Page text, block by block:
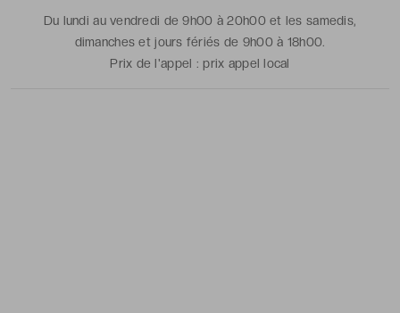
Du lundi au vendredi de 9h00 à 20h00 et les samedis,
dimanches et jours fériés de 9h00 à 18h00.
Prix de l'appel :prix appel local